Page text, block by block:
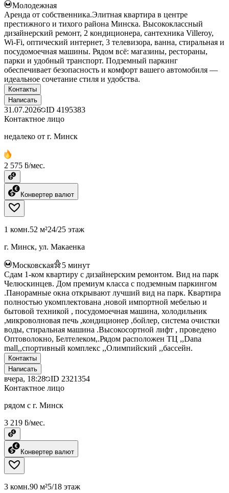
Молодежная
Аренда от собственника.Элитная квартира в центре
престижного и тихого района Минска. Высококлассный
дизайнерский ремонт, 2 кондиционера, сантехника Villeroy,
Wi-Fi, оптический интернет, 3 телевизора, ванна, стиральная и
посудомоечная машины. Рядом всё: магазины, рестораны,
парки и удобный транспорт. Подземный паркинг
обеспечивает безопасность и комфорт вашего автомобиля —
идеальное сочетание стиля и удобства.
Контакты
Написать
31.07.2026 ID 4195383
Контактное лицо
недалеко от г. Минск
2 575 ƃ/мес.
Конвертер валют
1 комн.52 м²24/25 этаж
г. Минск, ул. Макаенка
Московская 5 минут
Сдам 1-ком квартиру с дизайнерским ремонтом. Вид на парк
Челюскинцев. Дом премиум класса с подземным паркингом
.Панорамные окна открывают лучший вид на парк. Квартира
полностью укомплектована ,новой импортной мебелью и
бытовой техникой , посудомоечная машина, холодильник
,микроволновая печь ,кондиционер ,бойлер, система очистки
воды, стиральная машина .Высокосортной лифт , проведено
Оптоволокно, Белтелеком,.Рядом расположен ТЦ ,,Dana
mall,,спортивный комплекс ,,Олимпийский ,,бассейн.
Контакты
Написать
вчера, 18:28 ID 2321354
Контактное лицо
рядом с г. Минск
3 219 ƃ/мес.
Конвертер валют
3 комн.90 м²5/18 этаж